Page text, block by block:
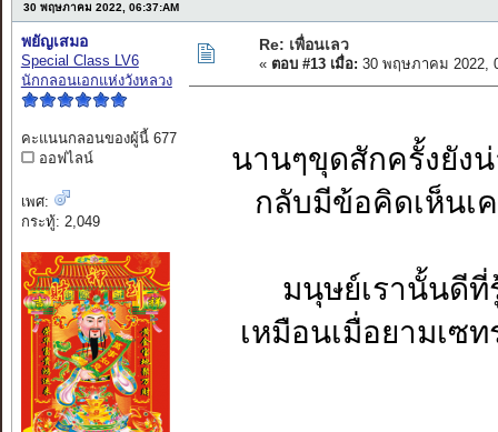
30 พฤษภาคม 2022, 06:37:AM
พยัญเสมอ
Special Class LV6
นักกลอนเอกแห่งวังหลวง
คะแนนกลอนของผู้นี้ 677
ออฟไลน์
เพศ:
กระทู้: 2,049
Re: เพื่อนเลว
« ตอบ #13 เมื่อ: 30 พฤษภาคม 2022,
นานๆขุดสักครั้งยัง
กลับมีข้อคิดเห็นเ
มนุษย์เรานั้นดี
เหมือนเมื่อยามเซ